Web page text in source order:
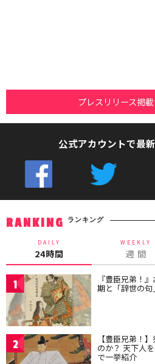
プレスリリース掲
公式アカウントで最
RANKING ランキング
DAILY
24時間
WEEKLY
週 間
1 『豊臣兄弟！
期と「辞世の
2 【豊臣兄弟！
のか？ 天下人
で一挙紹介